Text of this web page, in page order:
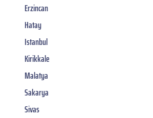
Erzincan
Hatay
Istanbul
Kirikkale
Malatya
Sakarya
Sivas